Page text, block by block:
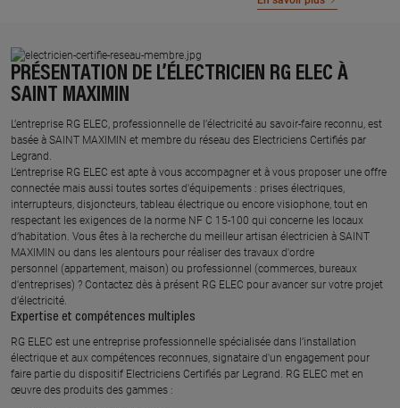
PRÉSENTATION DE L’ÉLECTRICIEN RG ELEC À
SAINT MAXIMIN
L’entreprise RG ELEC, professionnelle de l’électricité au savoir-faire reconnu, est
basée à SAINT MAXIMIN et membre du réseau des Electriciens Certifiés par
Legrand.​
L’entreprise RG ELEC est apte à vous accompagner et à vous proposer une offre
connectée mais aussi toutes sortes d'équipements : prises électriques,
interrupteurs, disjoncteurs, tableau électrique ou encore visiophone, tout en
respectant les exigences de la norme NF C 15-100 qui concerne les locaux
d’habitation. Vous êtes à la recherche du meilleur artisan électricien à SAINT
MAXIMIN ou dans les alentours pour réaliser des travaux d'ordre
personnel (appartement, maison) ou professionnel (commerces, bureaux
d'entreprises) ? Contactez dès à présent RG ELEC pour avancer sur votre projet
d’électricité.
Expertise et compétences multiples​
​RG ELEC est une entreprise professionnelle spécialisée dans l’installation
électrique et aux compétences reconnues, ​signataire d'un engagement pour
faire partie du dispositif Electriciens Certifiés par Legrand​. RG ELEC met en
œuvre des produits des gammes : ​